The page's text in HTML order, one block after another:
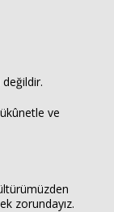
değildir.
ve
zorundayız.